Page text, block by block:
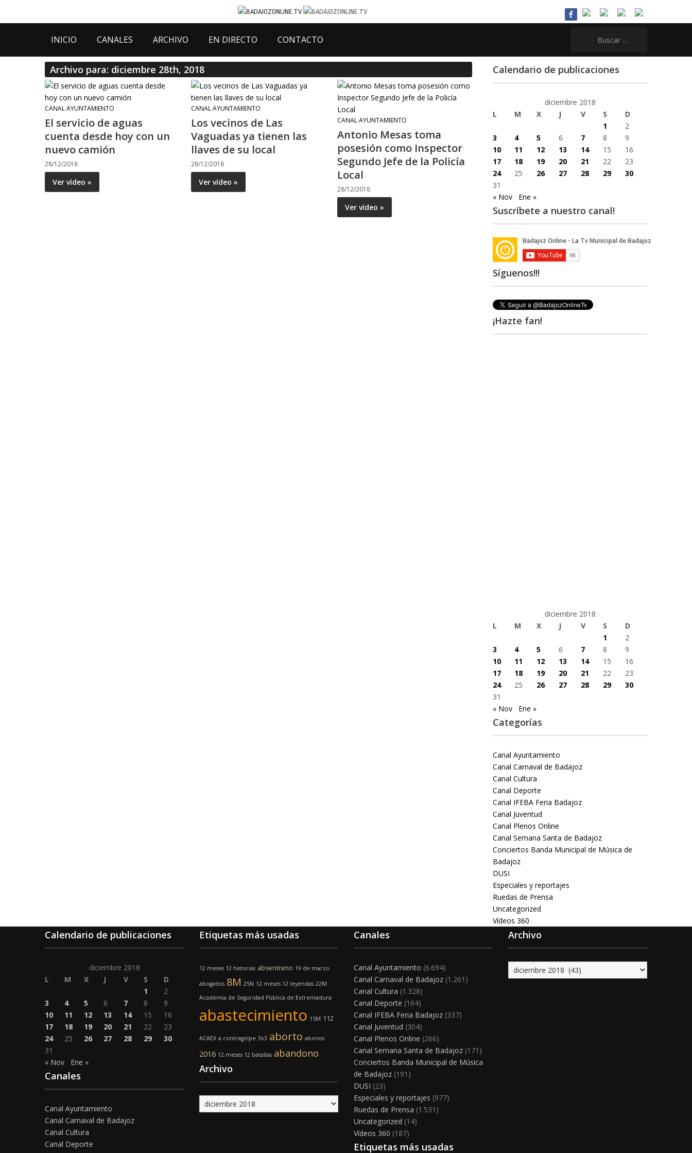
INICIO CANALES ARCHIVO EN DIRECTO CONTACTO
Archivo para: diciembre 28th, 2018
CANAL AYUNTAMIENTO
El servicio de aguas
cuenta desde hoy con un
nuevo camión
28/12/2018
Ver vídeo »
CANAL AYUNTAMIENTO
Los vecinos de Las
Vaguadas ya tienen las
llaves de su local
28/12/2018
Ver vídeo »
CANAL AYUNTAMIENTO
Antonio Mesas toma
posesión como Inspector
Segundo Jefe de la Policía
Local
28/12/2018
Ver vídeo »
Calendario de publicaciones
diciembre 2018
L
M X J V S
D
1
2
3
4 5 6 7 8
9
10
11 12 13 14 15
16
17
18 19 20 21 22
23
24
25 26 27 28 29
30
31
« Nov
Ene »
Suscríbete a nuestro canal!
Síguenos!!!
¡Hazte fan!
diciembre 2018
L
M X J V S
D
1
2
3
4 5 6 7 8
9
10
11 12 13 14 15
16
17
18 19 20 21 22
23
24
25 26 27 28 29
30
31
« Nov
Ene »
Categorías
Canal Ayuntamiento
Canal Carnaval de Badajoz
Canal Cultura
Canal Deporte
Canal IFEBA Feria Badajoz
Canal Juventud
Canal Plenos Online
Canal Semana Santa de Badajoz
Conciertos Banda Municipal de Música de
Badajoz
DUSI
Especiales y reportajes
Ruedas de Prensa
Uncategorized
Vídeos 360
Calendario de publicaciones
diciembre 2018
L
M X J V S
D
1
2
3
4 5 6 7 8
9
10
11 12 13 14 15
16
17
18 19 20 21 22
23
24
25 26 27 28 29
30
31
« Nov
Ene »
Canales
Canal Ayuntamiento
Canal Carnaval de Badajoz
Canal Cultura
Canal Deporte
Etiquetas más usadas
12 meses 12 historias absentismo 19 de marzo
abogados 8M 25N 12 meses 12 leyendas 22M
Academia de Seguridad Pública de Extremadura
abastecimiento 15M 112
ACAEX a contragolpe 3x3 aborto abonos
2016 12 meses 12 batallas abandono
Archivo
Archivo
Canales
Canal Ayuntamiento (6.694)
Canal Carnaval de Badajoz (1.261)
Canal Cultura (1.328)
Canal Deporte (164)
Canal IFEBA Feria Badajoz (337)
Canal Juventud (304)
Canal Plenos Online (266)
Canal Semana Santa de Badajoz (171)
Conciertos Banda Municipal de Música
de Badajoz (191)
DUSI (23)
Especiales y reportajes (977)
Ruedas de Prensa (1.531)
Uncategorized (14)
Vídeos 360 (187)
Etiquetas más usadas
Archivo
Archivo